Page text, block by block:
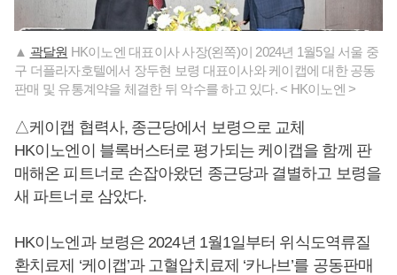
▲ 곽달원 HK이노엔 대표이사 사장(왼쪽)이 2024년 1월5일 서울 중
구 더플라자호텔에서 장두현 보령 대표이사와 케이캡에 대한 공동
판매 및 유통계약을 체결한 뒤 악수를 하고 있다. < HK이노엔 >
△케이캡 협력사, 종근당에서 보령으로 교체
HK이노엔이 블록버스터로 평가되는 케이캡을 함께 판
매해온 피트너로 손잡아왔던 종근당과 결별하고 보령을
새 파트너로 삼았다.
HK이노엔과 보령은 2024년 1월1일부터 위식도역류질
환치료제 ‘케이캡’과 고혈압치료제 ‘카나브’를 공동판매